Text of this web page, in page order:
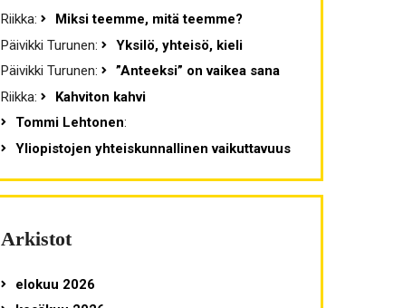
Riikka:
Miksi teemme, mitä teemme?
Päivikki Turunen:
Yksilö, yhteisö, kieli
Päivikki Turunen:
”Anteeksi” on vaikea sana
Riikka:
Kahviton kahvi
Tommi Lehtonen:
Yliopistojen yhteiskunnallinen vaikuttavuus
Arkistot
elokuu 2026